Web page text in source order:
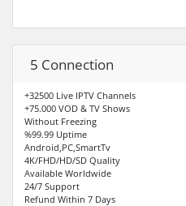
5 Connection
+32500 Live IPTV Channels
+75.000 VOD & TV Shows
Without Freezing
%99.99 Uptime
Android,PC,SmartTv
4K/FHD/HD/SD Quality
Available Worldwide
24/7 Support
Refund Within 7 Days